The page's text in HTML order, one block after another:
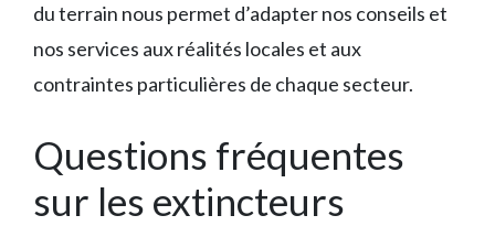
du terrain nous permet d’adapter nos conseils et
nos services aux réalités locales et aux
contraintes particulières de chaque secteur.
Questions fréquentes
sur les extincteurs